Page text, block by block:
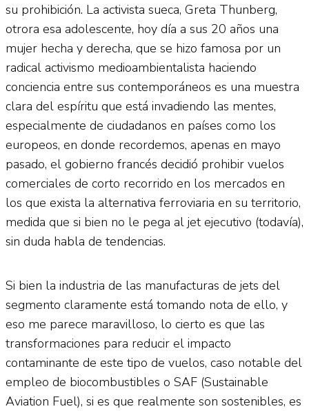
su prohibición. La activista sueca, Greta Thunberg,
otrora esa adolescente, hoy día a sus 20 años una
mujer hecha y derecha, que se hizo famosa por un
radical activismo medioambientalista haciendo
conciencia entre sus contemporáneos es una muestra
clara del espíritu que está invadiendo las mentes,
especialmente de ciudadanos en países como los
europeos, en donde recordemos, apenas en mayo
pasado, el gobierno francés decidió prohibir vuelos
comerciales de corto recorrido en los mercados en
los que exista la alternativa ferroviaria en su territorio,
medida que si bien no le pega al jet ejecutivo (todavía),
sin duda habla de tendencias.
Si bien la industria de las manufacturas de jets del
segmento claramente está tomando nota de ello, y
eso me parece maravilloso, lo cierto es que las
transformaciones para reducir el impacto
contaminante de este tipo de vuelos, caso notable del
empleo de biocombustibles o SAF (Sustainable
Aviation Fuel), si es que realmente son sostenibles, es